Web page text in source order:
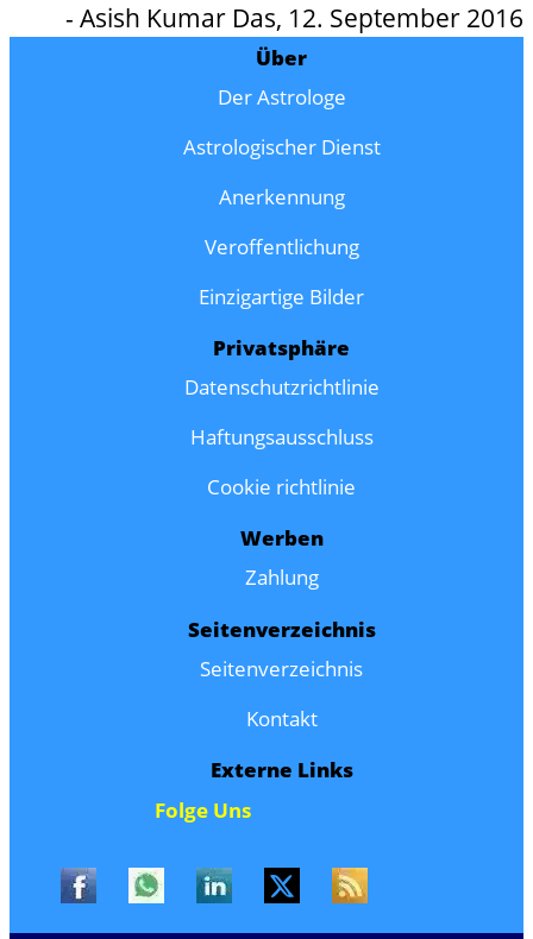
- Asish Kumar Das, 12. September 2016
Über
Der Astrologe
Astrologischer Dienst
Anerkennung
Veroffentlichung
Einzigartige Bilder
Privatsphäre
Datenschutzrichtlinie
Haftungsausschluss
Cookie richtlinie
Werben
Zahlung
Seitenverzeichnis
Seitenverzeichnis
Kontakt
Externe Links
Folge Uns